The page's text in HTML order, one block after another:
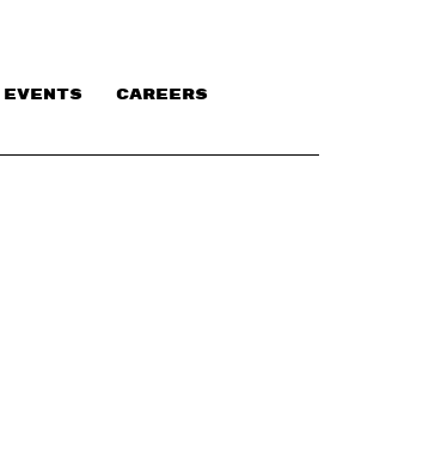
EVENTS CAREERS